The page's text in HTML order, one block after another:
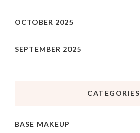
OCTOBER 2025
SEPTEMBER 2025
CATEGORIES
BASE MAKEUP